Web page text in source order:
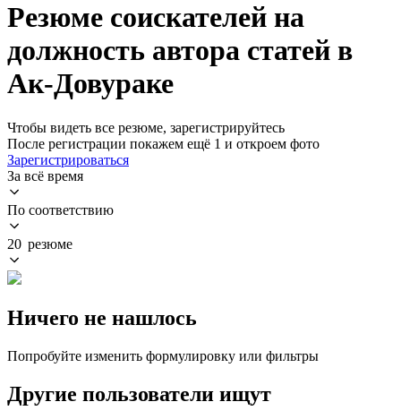
Резюме соискателей на
должность автора статей в
Ак-Довураке
Чтобы видеть все резюме, зарегистрируйтесь
После регистрации покажем ещё 1 и откроем фото
Зарегистрироваться
За всё время
По соответствию
20 резюме
Ничего не нашлось
Попробуйте изменить формулировку или фильтры
Другие пользователи ищут